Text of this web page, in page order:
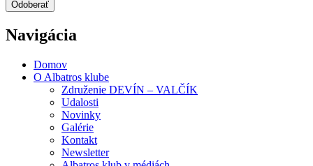
Navigácia
Domov
O Albatros klube
Združenie DEVÍN – VALČÍK
Udalosti
Novinky
Galérie
Kontakt
Newsletter